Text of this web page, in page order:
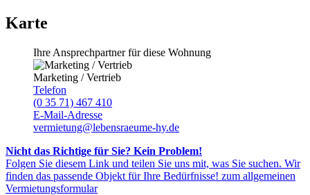
Karte
Ihre Ansprechpartner für diese Wohnung
Marketing / Vertrieb
Telefon
(0 35 71) 467 410
E-Mail-Adresse
vermietung@lebensraeume-hy.de
Nicht das Richtige für Sie? Kein Problem!
Folgen Sie diesem Link und teilen Sie uns mit, was Sie suchen. Wir
finden das passende Objekt für Ihre Bedürfnisse! zum allgemeinen
Vermietungsformular